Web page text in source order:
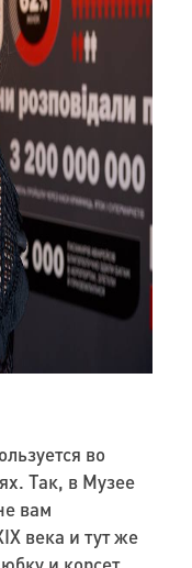
во
Так, в Музее
вам
века и тут же
и корсет